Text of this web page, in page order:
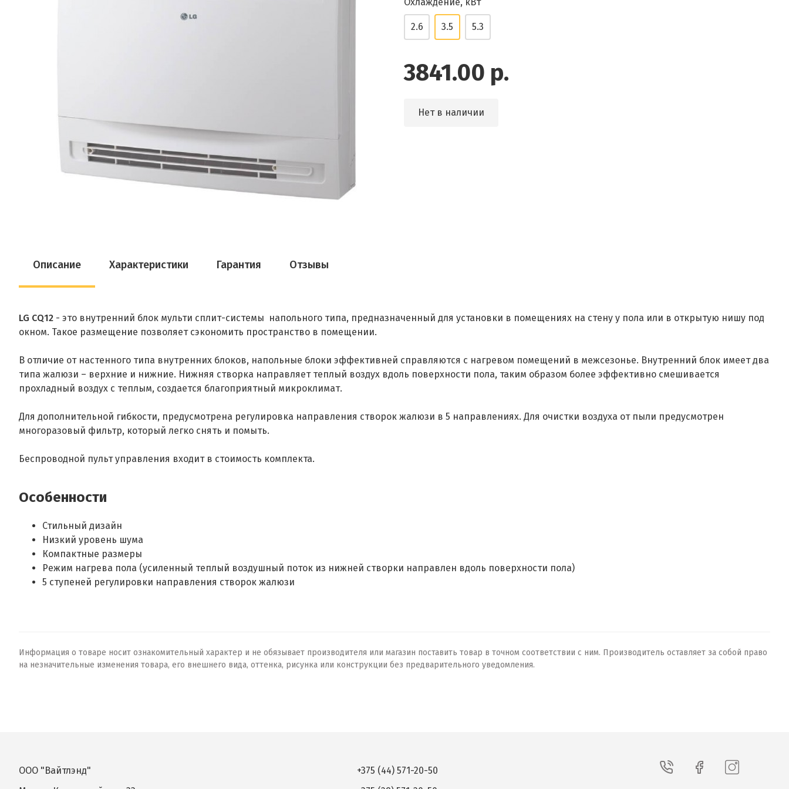
3841.00 р.
2.6 3.5 5.3
Нет в наличии
Описание Характеристики Гарантия Отзывы
LG CQ12 - это внутренний блок мульти сплит-системы напольного типа, предназначенный для установки в помещениях на стену у пола или в открытую нишу под
окном. Такое размещение позволяет сэкономить пространство в помещении.
В отличие от настенного типа внутренних блоков, напольные блоки эффективней справляются с нагревом помещений в межсезонье. Внутренний блок имеет два
типа жалюзи – верхние и нижние. Нижняя створка направляет теплый воздух вдоль поверхности пола, таким образом более эффективно смешивается
прохладный воздух с теплым, создается благоприятный микроклимат.
Для дополнительной гибкости, предусмотрена регулировка направления створок жалюзи в 5 направлениях. Для очистки воздуха от пыли предусмотрен
многоразовый фильтр, который легко снять и помыть.
Беспроводной пульт управления входит в стоимость комплекта.
Особенности
Стильный дизайн
Низкий уровень шума
Компактные размеры
Режим нагрева пола (усиленный теплый воздушный поток из нижней створки направлен вдоль поверхности пола)
5 ступеней регулировки направления створок жалюзи
Информация о товаре носит ознакомительный характер и не обязывает производителя или магазин поставить товар в точном соответствии с ним. Производитель оставляет за собой право
на незначительные изменения товара, его внешнего вида, оттенка, рисунка или конструкции без предварительного уведомления.
ООО "Вайтлэнд"
+375 (44) 571-20-50